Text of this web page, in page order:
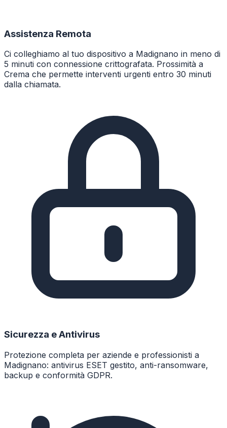
Assistenza Remota
Ci colleghiamo al tuo dispositivo a Madignano in meno di
5 minuti con connessione crittografata. Prossimità a
Crema che permette interventi urgenti entro 30 minuti
dalla chiamata.
Sicurezza e Antivirus
Protezione completa per aziende e professionisti a
Madignano: antivirus ESET gestito, anti-ransomware,
backup e conformità GDPR.